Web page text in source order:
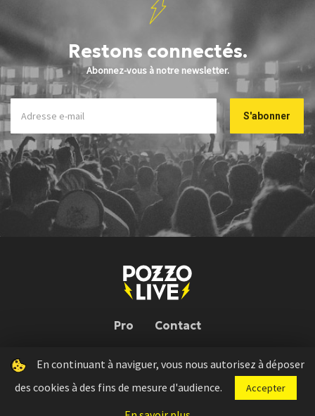
Restons connectés.
Abonnez-vous à notre newsletter.
Pro Contact
Pozzo Live © 2026 | Conception : Pozzo Team, avec l'aide deBloop
Press kit Règlement concours Mentions légales
En continuant à naviguer, vous nous autorisez à déposer
des cookies à des fins de mesure d'audience.
Accepter